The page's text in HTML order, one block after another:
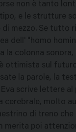
non è tanto
e le strutture
mezzo. Se tutto
dell' "homo
la colonna sonora,
ottimista sul
la parole, la
scrive lettere al
molto
di treno che
merita poi